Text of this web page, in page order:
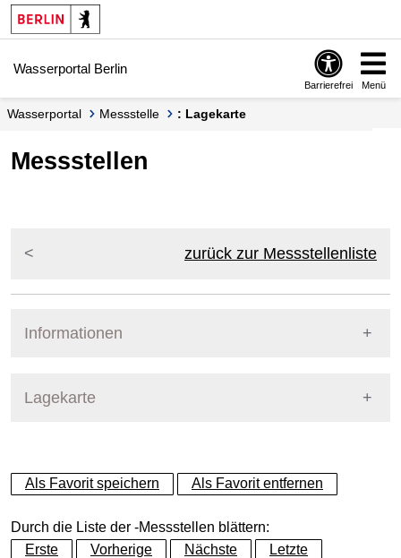
Springe zur Navigation
Springe zum Inhalt
Wasserportal Berlin
Barrierefrei Menü
Wasserportal Messstelle : Lagekarte
Messstellen
zurück zur Messstellenliste
Informationen
Lagekarte
+
−
Als Favorit speichern Als Favorit entfernen
Durch die Liste der -Messstellen blättern:
Erste
Vorherige Nächste Letzte